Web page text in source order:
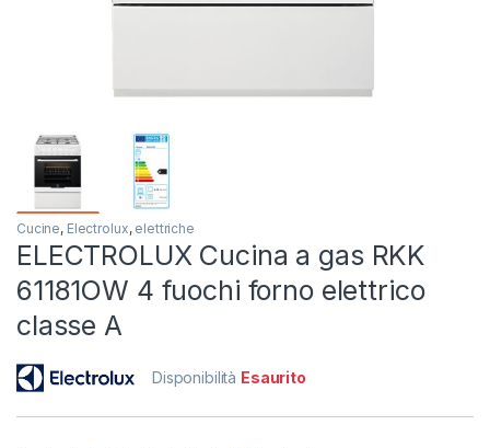
Cucine, Electrolux, elettriche
ELECTROLUX Cucina a gas RKK
61181OW 4 fuochi forno elettrico
classe A
Disponibilità Esaurito